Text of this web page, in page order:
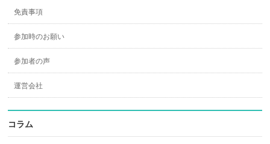
免責事項
参加時のお願い
参加者の声
運営会社
コラム